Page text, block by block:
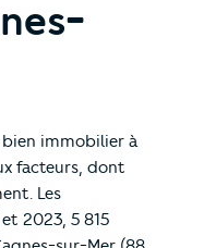
immobilier à
facteurs, dont
Les
2023, 5 815